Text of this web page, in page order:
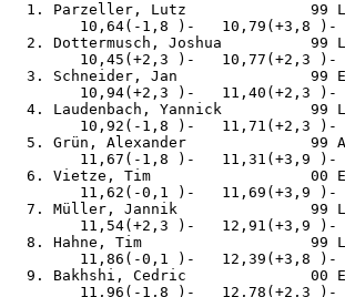
1. Parzeller, Lutz              99
10,64(-1,8 )-   10,79(+3,8
2. Dottermusch, Joshua          99
10,45(+2,3 )-   10,77(+2,3
3. Schneider, Jan               99
10,94(+2,3 )-   11,40(+2,3
4. Laudenbach, Yannick          99
10,92(-1,8 )-   11,71(+2,3
5. Grün, Alexander              99
11,67(-1,8 )-   11,31(+3,9
6. Vietze, Tim                  00
11,62(-0,1 )-   11,69(+3,9
7. Müller, Jannik               99
11,54(+2,3 )-   12,91(+3,9
8. Hahne, Tim                   99
11,86(-0,1 )-   12,39(+3,8
9. Bakhshi, Cedric              00
11,96(-1,8 )-   12,78(+2,3